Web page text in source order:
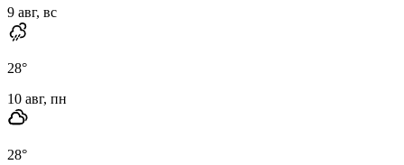
9 авг, вс
28°
10 авг, пн
28°